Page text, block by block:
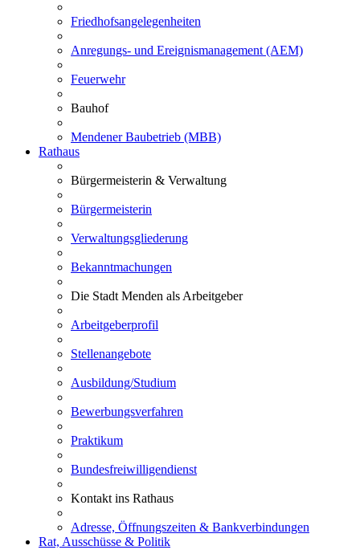
Friedhofsangelegenheiten
Anregungs- und Ereignismanagement (AEM)
Feuerwehr
Bauhof
Mendener Baubetrieb (MBB)
Rathaus
Bürgermeisterin & Verwaltung
Bürgermeisterin
Verwaltungsgliederung
Bekanntmachungen
Die Stadt Menden als Arbeitgeber
Arbeitgeberprofil
Stellenangebote
Ausbildung/Studium
Bewerbungsverfahren
Praktikum
Bundesfreiwilligendienst
Kontakt ins Rathaus
Adresse, Öffnungszeiten & Bankverbindungen
Rat, Ausschüsse & Politik